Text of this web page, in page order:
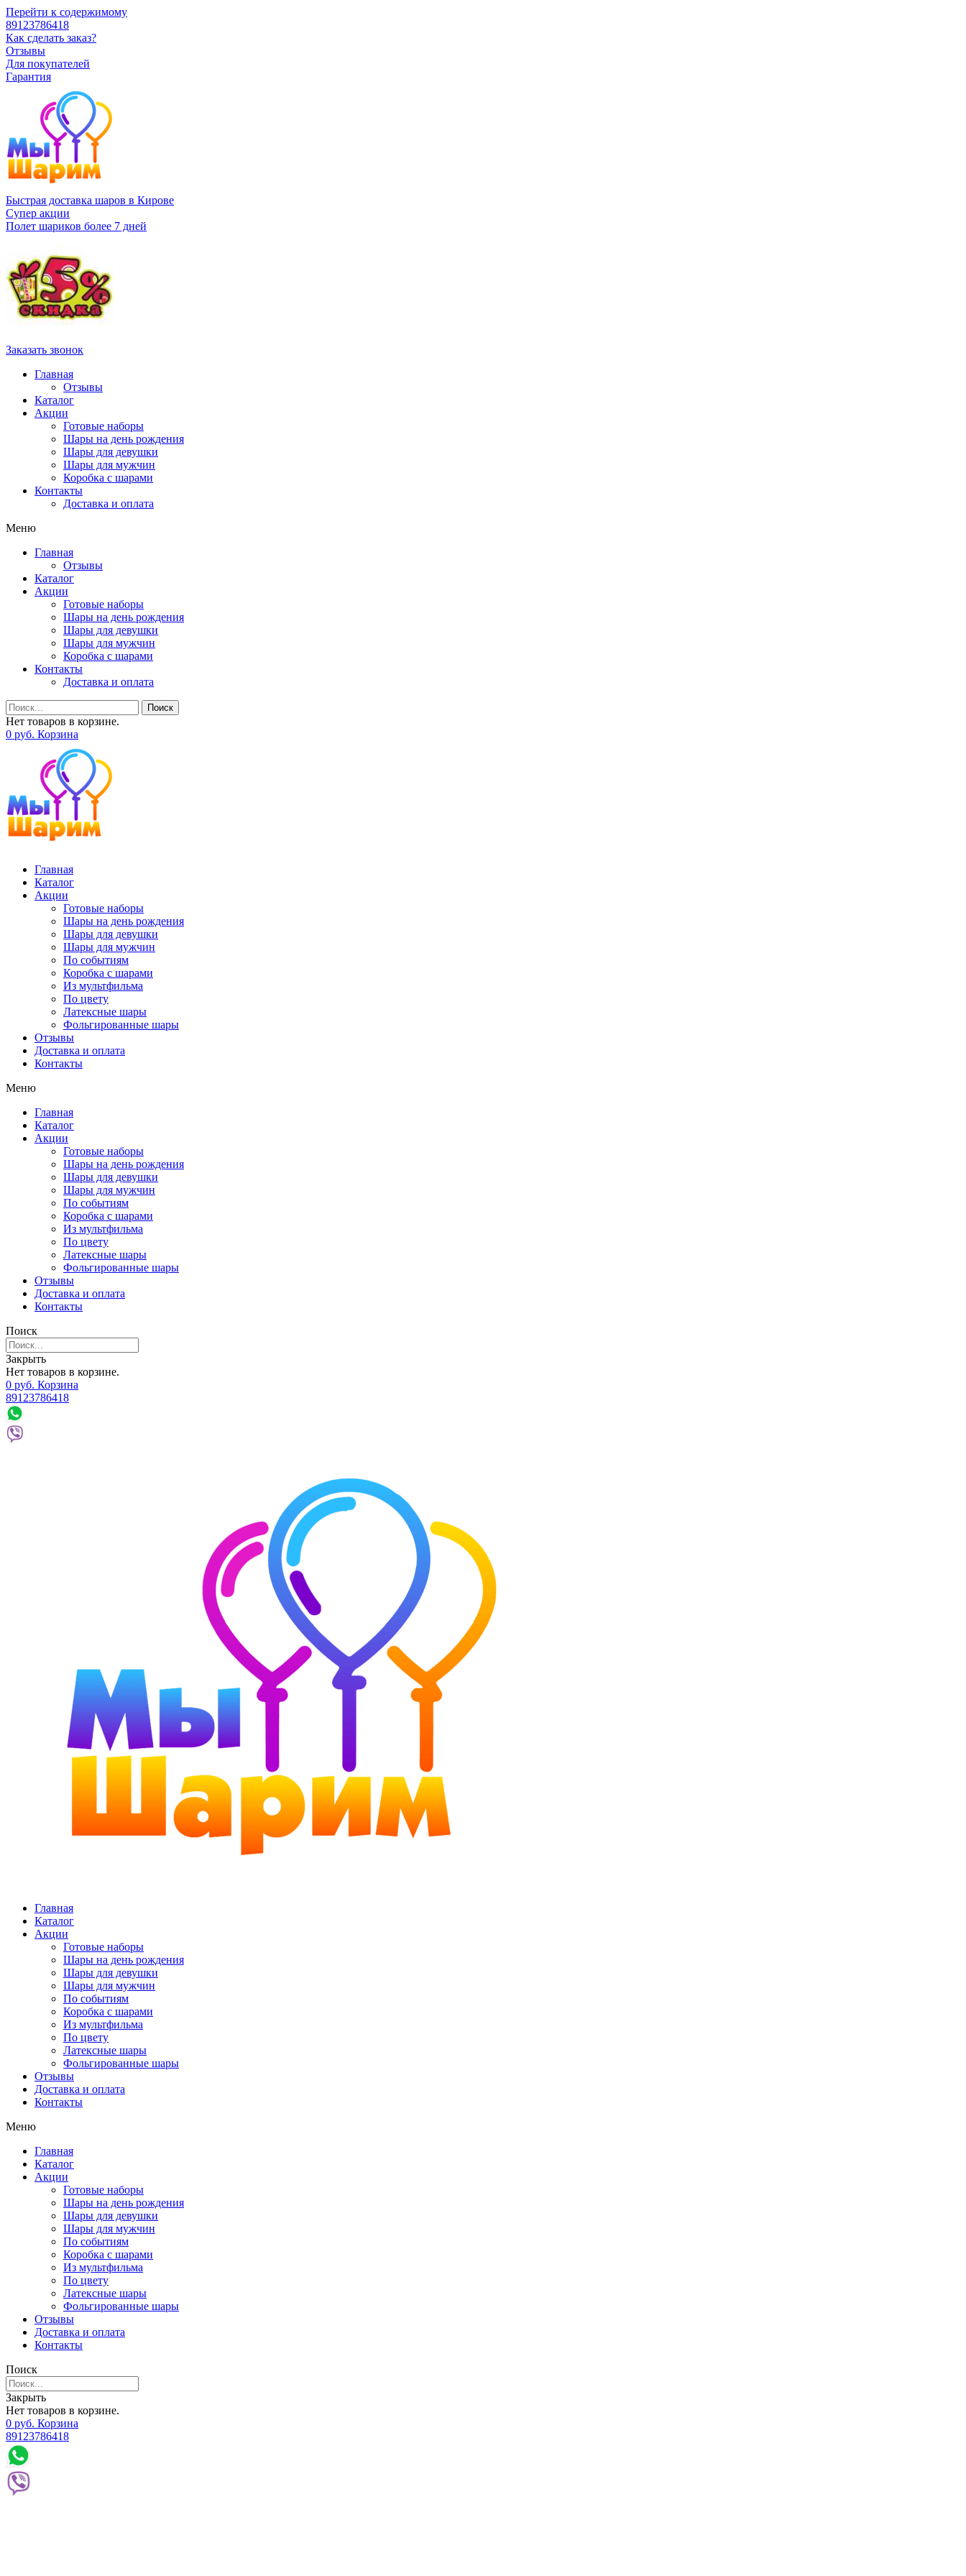
Перейти к содержимому
89123786418
Как сделать заказ?
Отзывы
Для покупателей
Гарантия
Быстрая доставка шаров в Кирове
Супер акции
Полет шариков более 7 дней
Заказать звонок
Главная
Отзывы
Каталог
Акции
Готовые наборы
Шары на день рождения
Шары для девушки
Шары для мужчин
Коробка с шарами
Контакты
Доставка и оплата
Меню
Главная
Отзывы
Каталог
Акции
Готовые наборы
Шары на день рождения
Шары для девушки
Шары для мужчин
Коробка с шарами
Контакты
Доставка и оплата
Поиск
Нет товаров в корзине.
0 руб. Корзина
Главная
Каталог
Акции
Готовые наборы
Шары на день рождения
Шары для девушки
Шары для мужчин
По событиям
Коробка с шарами
Из мультфильма
По цвету
Латексные шары
Фольгированные шары
Отзывы
Доставка и оплата
Контакты
Меню
Главная
Каталог
Акции
Готовые наборы
Шары на день рождения
Шары для девушки
Шары для мужчин
По событиям
Коробка с шарами
Из мультфильма
По цвету
Латексные шары
Фольгированные шары
Отзывы
Доставка и оплата
Контакты
Поиск
Закрыть
Нет товаров в корзине.
0 руб. Корзина
89123786418
Главная
Каталог
Акции
Готовые наборы
Шары на день рождения
Шары для девушки
Шары для мужчин
По событиям
Коробка с шарами
Из мультфильма
По цвету
Латексные шары
Фольгированные шары
Отзывы
Доставка и оплата
Контакты
Меню
Главная
Каталог
Акции
Готовые наборы
Шары на день рождения
Шары для девушки
Шары для мужчин
По событиям
Коробка с шарами
Из мультфильма
По цвету
Латексные шары
Фольгированные шары
Отзывы
Доставка и оплата
Контакты
Поиск
Закрыть
Нет товаров в корзине.
0 руб. Корзина
89123786418